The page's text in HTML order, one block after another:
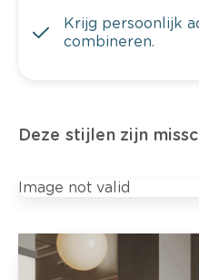
Krijg persoonlijk
combineren.
Deze stijlen zijn
Image not valid